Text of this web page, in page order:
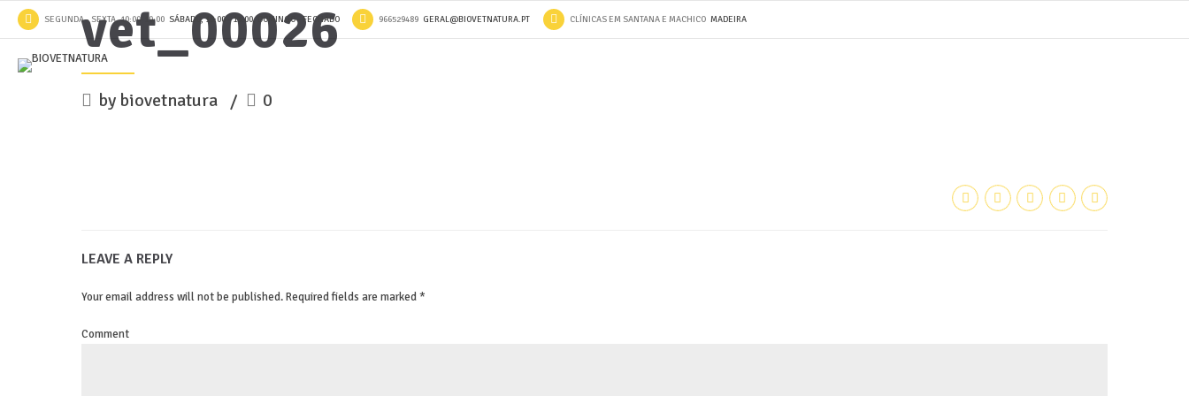
SEGUNDA - SEXTA, 10:00-19:00 SÁBADO, 10:00 - 13:00, DOMINGO - FECHADO 966529489 GERAL@BIOVETNATURA.PT CLÍNICAS EM SANTANA E MACHICO MADEIRA
vet_00026
by biovetnatura 0
LEAVE A REPLY
Your email address will not be published. Required fields are marked *
Comment